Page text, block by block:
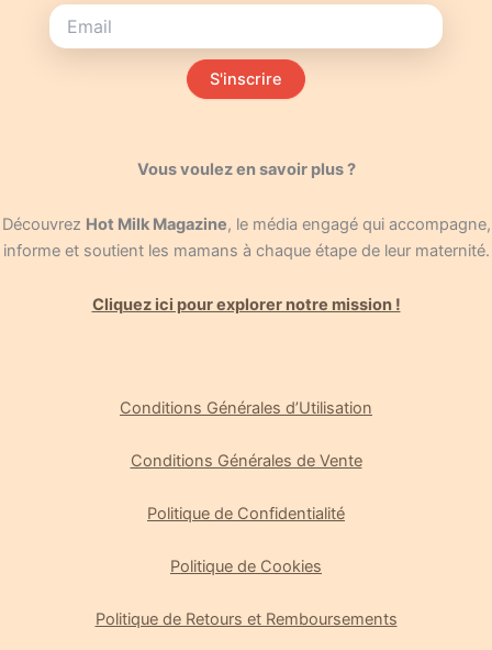
S'inscrire
Vous voulez en savoir plus ?
Découvrez Hot Milk Magazine, le média engagé qui accompagne,
informe et soutient les mamans à chaque étape de leur maternité.
Cliquez ici pour explorer notre mission !
Conditions Générales d’Utilisation
Conditions Générales de Vente
Politique de Confidentialité
Politique de Cookies
Politique de Retours et Remboursements